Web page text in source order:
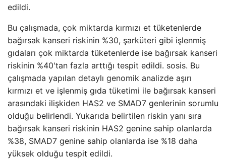
edildi.
Bu çalışmada, çok miktarda kırmızı et tüketenlerde
bağırsak kanseri riskinin %30, şarküteri gibi işlenmiş
gıdaları çok miktarda tüketenlerde ise bağırsak kanseri
riskinin %40'tan fazla arttığı tespit edildi. sosis. Bu
çalışmada yapılan detaylı genomik analizde aşırı
kırmızı et ve işlenmiş gıda tüketimi ile bağırsak kanseri
arasındaki ilişkiden HAS2 ve SMAD7 genlerinin sorumlu
olduğu belirlendi. Yukarıda belirtilen riskin yanı sıra
bağırsak kanseri riskinin HAS2 genine sahip olanlarda
%38, SMAD7 genine sahip olanlarda ise %18 daha
yüksek olduğu tespit edildi.